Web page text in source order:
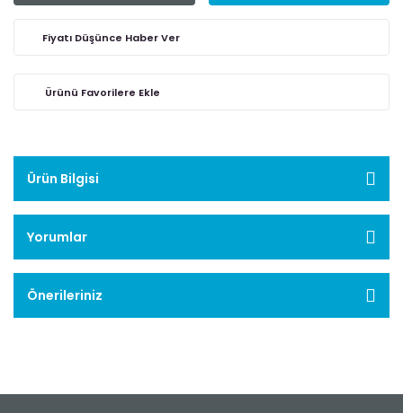
Fiyatı Düşünce Haber Ver
Ürün Bilgisi
Yorumlar
Önerileriniz